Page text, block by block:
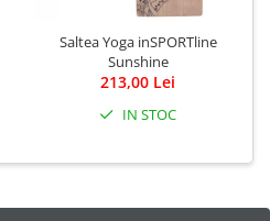
Saltea Yoga inSPORTline
Sunshine
213,00 Lei
IN STOC